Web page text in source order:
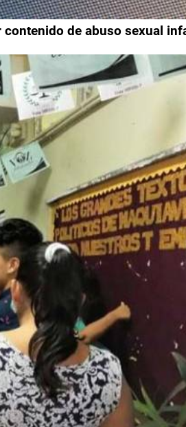
contenido de abuso sexual